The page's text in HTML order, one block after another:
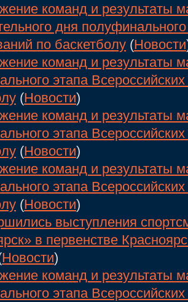
команд и результаты
дня
по баскетболу (Новости
команд и результаты
этапа
(Новости)
команд и результаты
этапа
(Новости)
команд и результаты
этапа
(Новости)
выступления
в первенстве
Новости)
команд и результаты
этапа